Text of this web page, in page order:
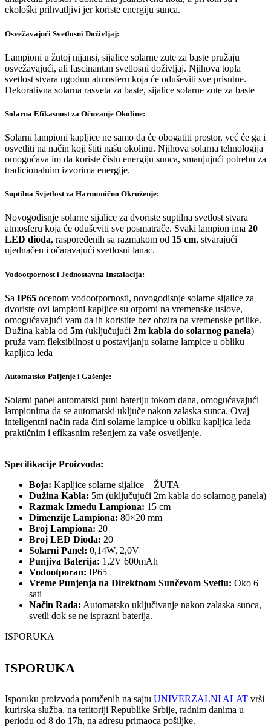
ekološki prihvatljivi jer koriste energiju sunca.
Osvežavajući Svetlosni Doživljaj:
Lampioni u žutoj nijansi, sijalice solarne zute za baste pružaju
osvežavajući, ali fascinantan svetlosni doživljaj. Njihova topla
svetlost stvara ugodnu atmosferu koja će oduševiti sve prisutne.
Dekorativna solarna rasveta za baste, sijalice solarne zute za baste
Solarna Efikasnost za Očuvanje Okoline:
Solarni lampioni kapljice ne samo da će obogatiti prostor, već će ga i
osvetliti na način koji štiti našu okolinu. Njihova solarna tehnologija
omogućava im da koriste čistu energiju sunca, smanjujući potrebu za
tradicionalnim izvorima energije.
Suptilna Svjetlost za Harmonično Okruženje:
Novogodisnje solarne sijalice za dvoriste suptilna svetlost stvara
atmosferu koja će oduševiti sve posmatrače. Svaki lampion ima 20
LED dioda, raspoređenih sa razmakom od 15 cm, stvarajući
ujednačen i očaravajući svetlosni lanac.
Vodootpornost i Jednostavna Instalacija:
Sa IP65 ocenom vodootpornosti, novogodisnje solarne sijalice za
dvoriste ovi lampioni kapljice su otporni na vremenske uslove,
omogućavajući vam da ih koristite bez obzira na vremenske prilike.
Dužina kabla od 5m (uključujući 2m kabla do solarnog panela)
pruža vam fleksibilnost u postavljanju solarne lampice u obliku
kapljica leda
Automatsko Paljenje i Gašenje:
Solarni panel automatski puni bateriju tokom dana, omogućavajući
lampionima da se automatski uključe nakon zalaska sunca. Ovaj
inteligentni način rada čini solarne lampice u obliku kapljica leda
praktičnim i efikasnim rešenjem za vaše osvetljenje.
Specifikacije Proizvoda:
Boja: Kapljice solarne sijalice – ŽUTA
Dužina Kabla: 5m (uključujući 2m kabla do solarnog panela)
Razmak Između Lampiona: 15 cm
Dimenzije Lampiona: 80×20 mm
Broj Lampiona: 20
Broj LED Dioda: 20
Solarni Panel: 0,14W, 2,0V
Punjiva Baterija: 1,2V 600mAh
Vodootporan: IP65
Vreme Punjenja na Direktnom Sunčevom Svetlu: Oko 6
sati
Način Rada: Automatsko uključivanje nakon zalaska sunca,
svetli dok se ne isprazni baterija.
ISPORUKA
ISPORUKA
Isporuku proizvoda poručenih na sajtu UNIVERZALNI ALAT vrši
kurirska služba, na teritoriji Republike Srbije, radnim danima u
periodu od 8 do 17h, na adresu primaoca pošiljke.